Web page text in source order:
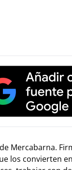
Mercabarna.
los convierten